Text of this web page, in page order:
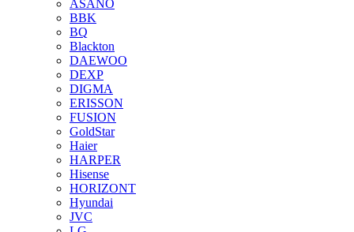
ASANO
BBK
BQ
Blackton
DAEWOO
DEXP
DIGMA
ERISSON
FUSION
GoldStar
Haier
HARPER
Hisense
HORIZONT
Hyundai
JVC